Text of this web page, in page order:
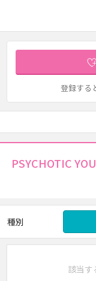
登録する
PSYCHOTIC
種別
該当す